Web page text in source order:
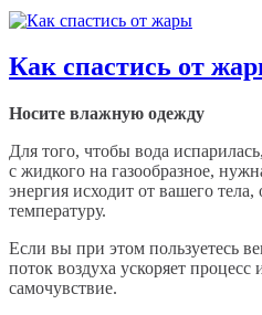
Как спастись от
Носите влажную одежду
Для того, чтобы вода
с жидкого на газообразное,
энергия исходит от вашего
температуру.
Если вы при этом пользуетесь
поток воздуха ускоряет
самочувствие.